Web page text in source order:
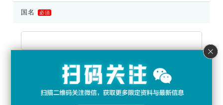
国名 必須
必須